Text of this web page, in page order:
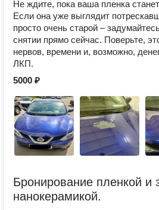
Не ждите, пока ваша пленка
Если она уже выглядит
просто очень старой –
снятии прямо сейчас. Поверьте,
нервов, времени и, возможно,
ЛКП.
5000 ₽
Бронирование пленкой и
нанокерамикой.